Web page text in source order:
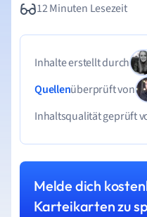
12 Minuten Lesezeit
Inhalte erstellt durch
Quellenüberprüft von
Inhaltsqualität geprüft
Melde dich
Karteikarten zu